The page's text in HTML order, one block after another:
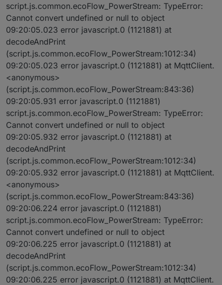
script.js.common.ecoFlow_PowerStream: TypeError:
Cannot convert undefined or null to object
09:20:05.023 error javascript.0 (1121881) at
decodeAndPrint
(script.js.common.ecoFlow_PowerStream:1012:34)
09:20:05.023 error javascript.0 (1121881) at MqttClient.
<anonymous>
(script.js.common.ecoFlow_PowerStream:843:36)
09:20:05.931 error javascript.0 (1121881)
script.js.common.ecoFlow_PowerStream: TypeError:
Cannot convert undefined or null to object
09:20:05.932 error javascript.0 (1121881) at
decodeAndPrint
(script.js.common.ecoFlow_PowerStream:1012:34)
09:20:05.932 error javascript.0 (1121881) at MqttClient.
<anonymous>
(script.js.common.ecoFlow_PowerStream:843:36)
09:20:06.224 error javascript.0 (1121881)
script.js.common.ecoFlow_PowerStream: TypeError:
Cannot convert undefined or null to object
09:20:06.225 error javascript.0 (1121881) at
decodeAndPrint
(script.js.common.ecoFlow_PowerStream:1012:34)
09:20:06.225 error javascript.0 (1121881) at MqttClient.